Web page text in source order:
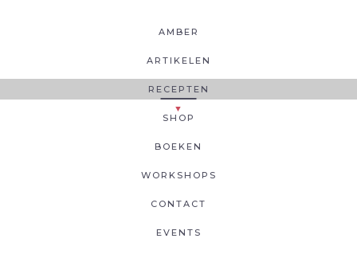
AMBER
ARTIKELEN
RECEPTEN
SHOP
BOEKEN
WORKSHOPS
CONTACT
EVENTS